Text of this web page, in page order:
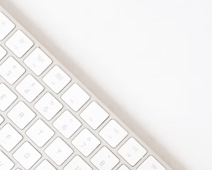
de Rayuela